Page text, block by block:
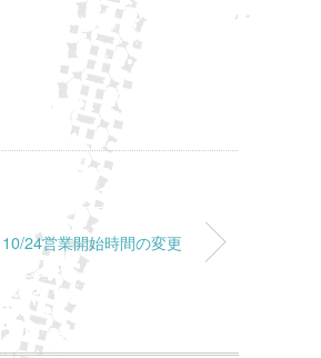
10/24営業開始時間の変更